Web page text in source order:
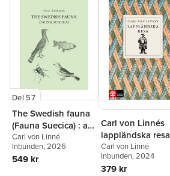
Del 57
The Swedish fauna
(Fauna Suecica) : a
translation into
English from the
Latin with
Carl von Linné
Inbunden, 2026
549 kr
Carl von Linnés
lappländska resa
Carl von Linné
Inbunden, 2024
379 kr